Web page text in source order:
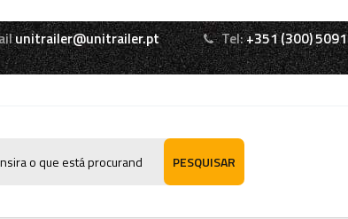
unitrailer@unitrailer.pt Tel:+351 (300)
PESQUISAR